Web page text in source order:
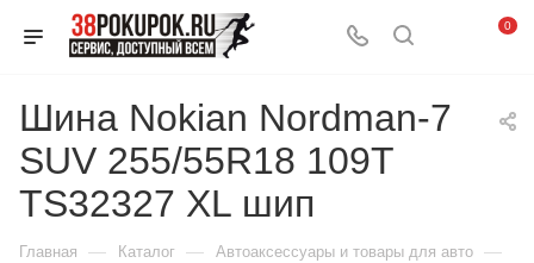
0
Шина Nokian Nordman-7
SUV 255/55R18 109T
TS32327 XL шип
Главная — Каталог — Автоаксессуары и товары для авто —